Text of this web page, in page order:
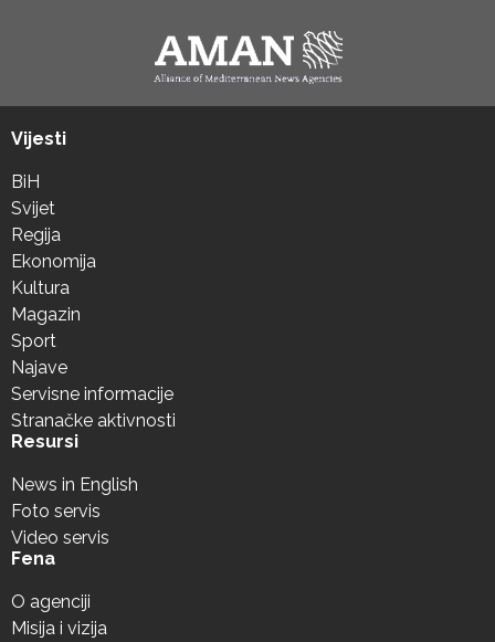
Vijesti
BiH
Svijet
Regija
Ekonomija
Kultura
Magazin
Sport
Najave
Servisne informacije
Stranačke aktivnosti
Resursi
News in English
Foto servis
Video servis
Fena
O agenciji
Misija i vizija